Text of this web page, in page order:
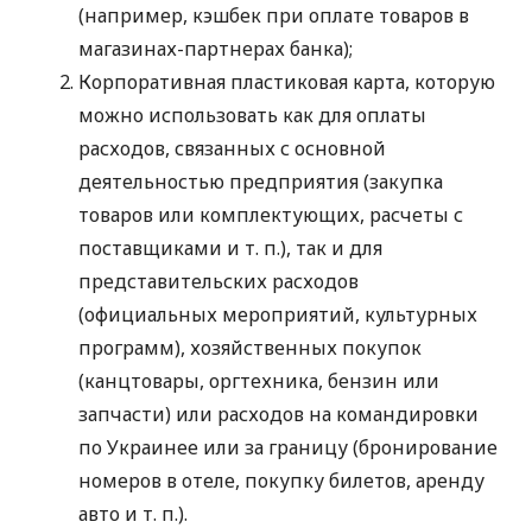
(например, кэшбек при оплате товаров в
магазинах-партнерах банка);
Корпоративная пластиковая карта, которую
можно использовать как для оплаты
расходов, связанных с основной
деятельностью предприятия (закупка
товаров или комплектующих, расчеты с
поставщиками и т. п.), так и для
представительских расходов
(официальных мероприятий, культурных
программ), хозяйственных покупок
(канцтовары, оргтехника, бензин или
запчасти) или расходов на командировки
по Украинее или за границу (бронирование
номеров в отеле, покупку билетов, аренду
авто и т. п.).